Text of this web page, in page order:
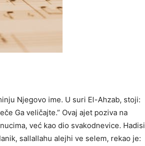
Njegovo ime. U suri El-Ahzab, stoji:
Ga veličajte.” Ovaj ajet poziva na
već kao dio svakodnevice. Hadisi
sallallahu alejhi ve selem, rekao je: